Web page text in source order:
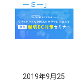
ーミー」
2019年9月25